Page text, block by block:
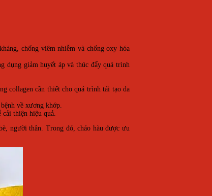
chống viêm nhiễm và chống oxy hóa
dụng giảm huyết áp và thúc đẩy quá trình
collagen cần thiết cho quá trình tái tạo da
về xương khớp.
thiện hiệu quả.
người thân. Trong đó, cháo hàu được ưu